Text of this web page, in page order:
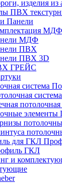
изделия
ПВХ
Панели
МДФ
ПВХ
ПВХ 3D
ГРЕЙС
потолочная
ГКЛ